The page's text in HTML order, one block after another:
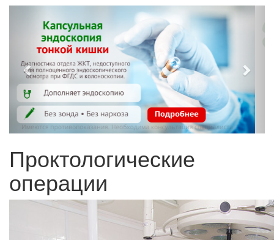
Проктологические
операции